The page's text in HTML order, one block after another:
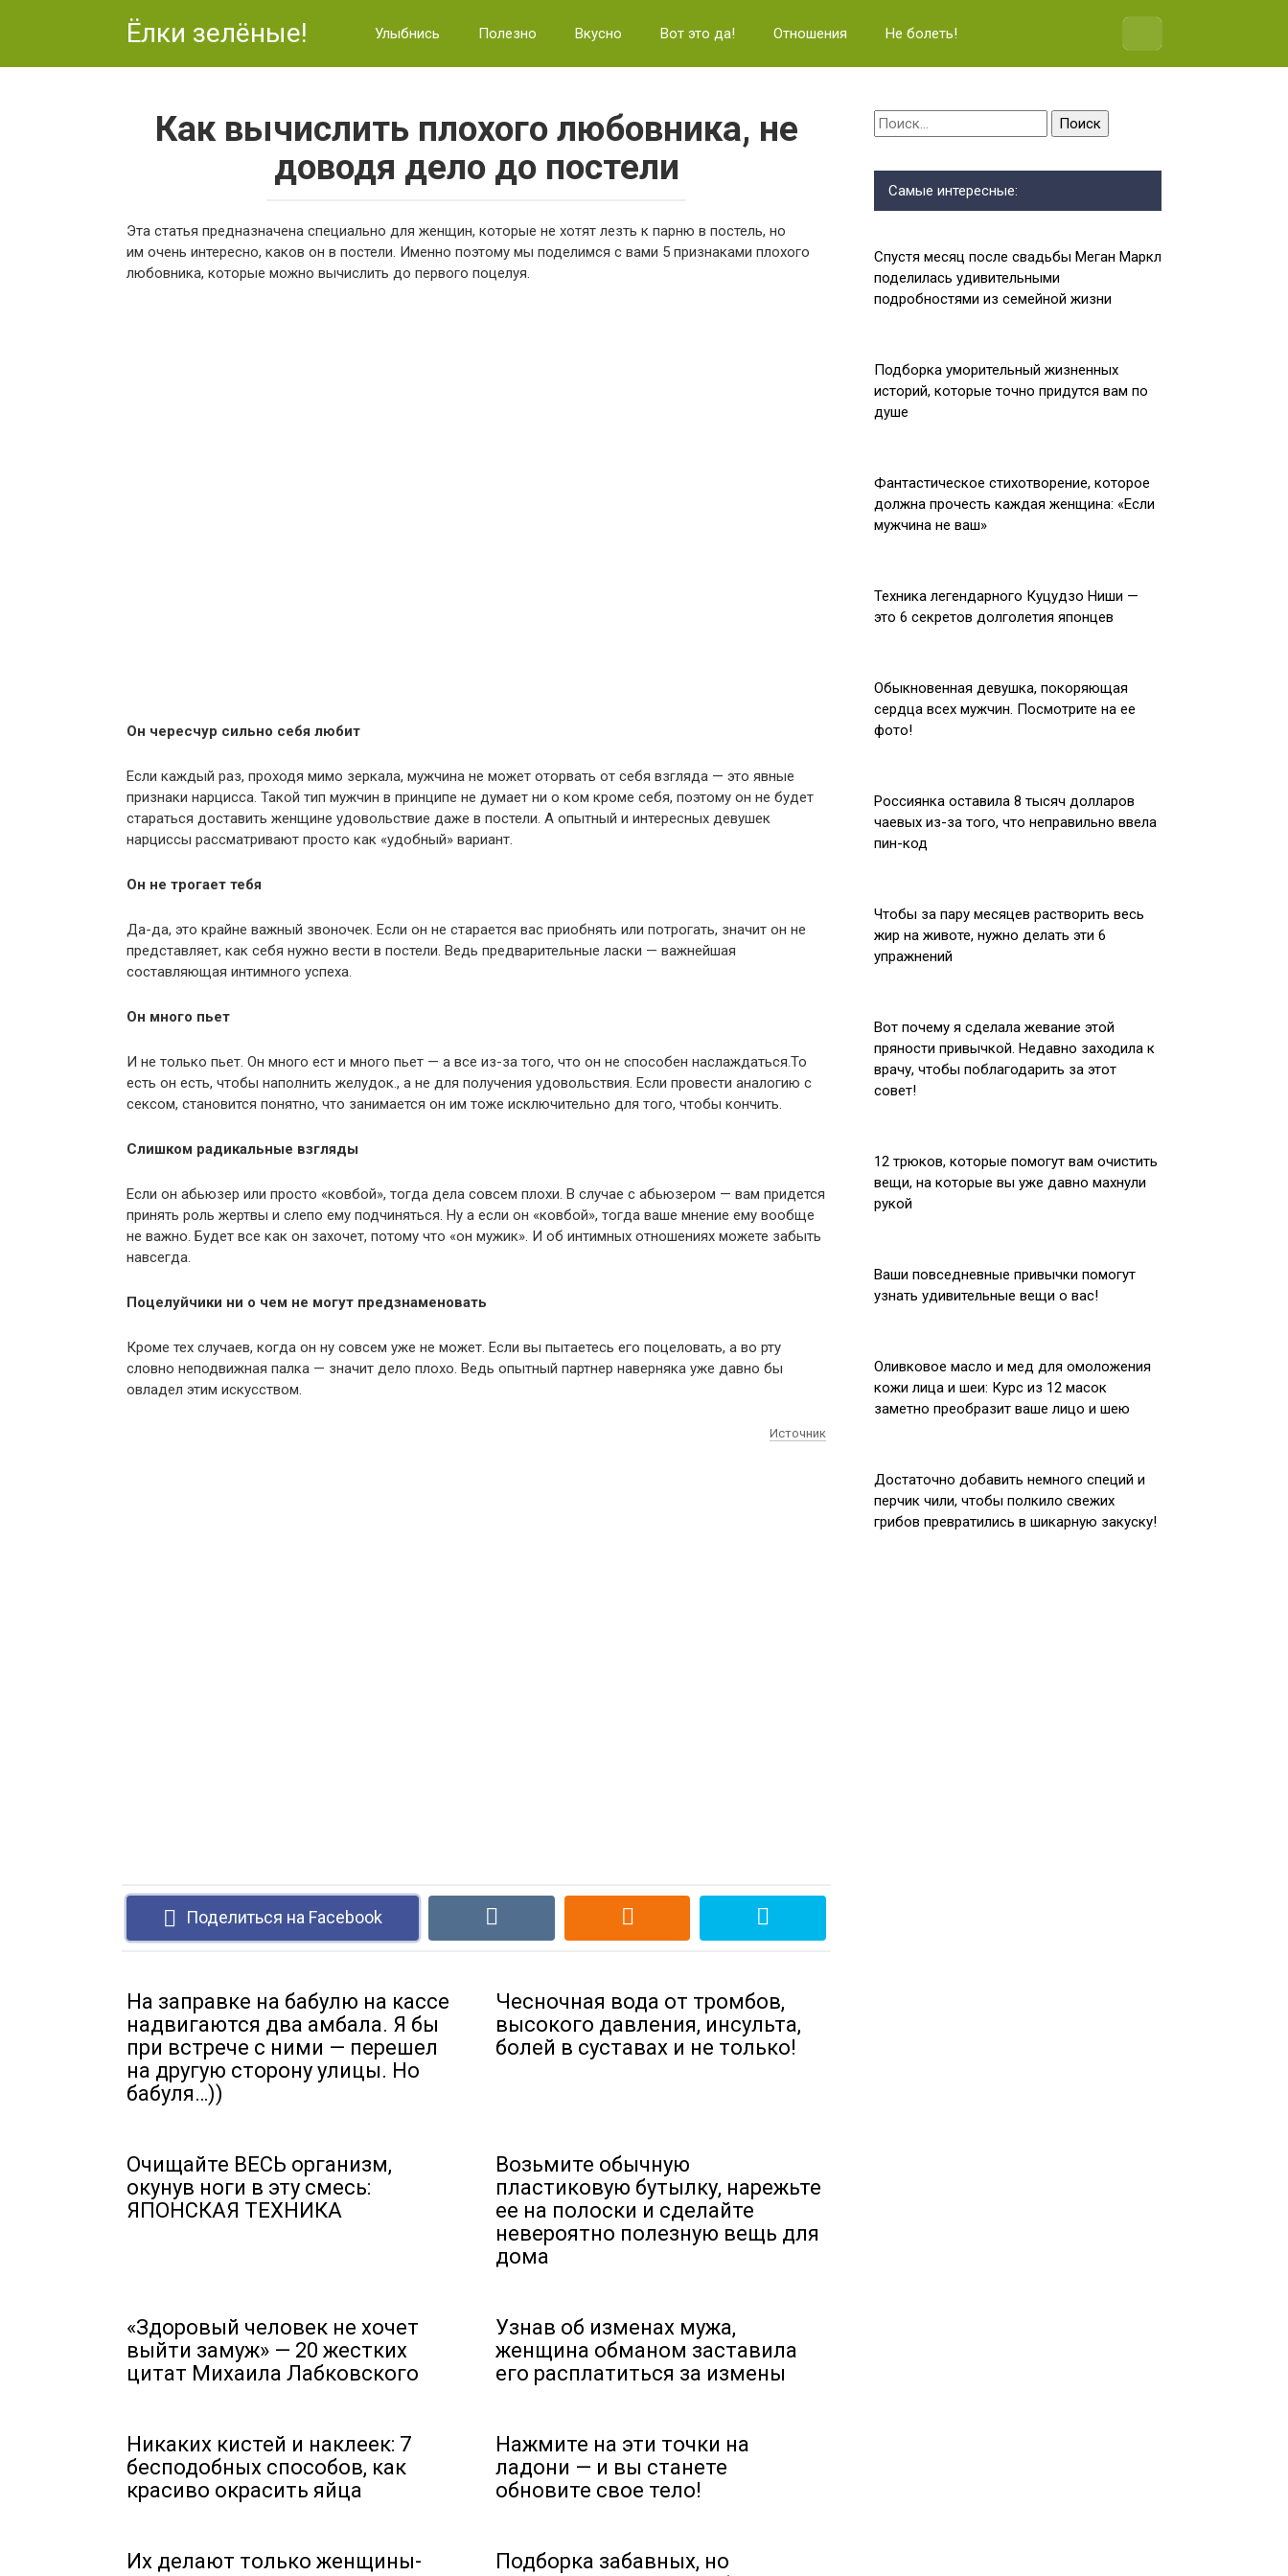
Ёлки зелёные! Улыбнись Полезно Вкусно Вот это да! Отношения Не болеть!
Как вычислить плохого любовника, не
доводя дело до постели
Эта статья предназначена специально для женщин, которые не хотят лезть к парню в постель, но
им очень интересно, каков он в постели. Именно поэтому мы поделимся с вами 5 признаками плохого
любовника, которые можно вычислить до первого поцелуя.
Он чересчур сильно себя любит
Если каждый раз, проходя мимо зеркала, мужчина не может оторвать от себя взгляда — это явные
признаки нарцисса. Такой тип мужчин в принципе не думает ни о ком кроме себя, поэтому он не будет
стараться доставить женщине удовольствие даже в постели. А опытный и интересных девушек
нарциссы рассматривают просто как «удобный» вариант.
Он не трогает тебя
Да-да, это крайне важный звоночек. Если он не старается вас приобнять или потрогать, значит он не
представляет, как себя нужно вести в постели. Ведь предварительные ласки — важнейшая
составляющая интимного успеха.
Он много пьет
И не только пьет. Он много ест и много пьет — а все из-за того, что он не способен наслаждаться.То
есть он есть, чтобы наполнить желудок., а не для получения удовольствия. Если провести аналогию с
ceксом, становится понятно, что занимается он им тоже исключительно для того, чтобы кончить.
Слишком радикальные взгляды
Если он абьюзер или просто «ковбой», тогда дела совсем плохи. В случае с абьюзером — вам придется
принять роль жертвы и слепо ему подчиняться. Ну а если он «ковбой», тогда ваше мнение ему вообще
не важно. Будет все как он захочет, потому что «он мужик». И об интимных отношениях можете забыть
навсегда.
Поцелуйчики ни о чем не могут предзнаменовать
Кроме тех случаев, когда он ну совсем уже не может. Если вы пытаетесь его поцеловать, а во рту
словно неподвижная палка — значит дело плохо. Ведь опытный партнер наверняка уже давно бы
овладел этим искусством.
Источник
Поделиться на Facebook
На заправке на бабулю на кассе
надвигаются два амбала. Я бы
при встрече с ними — перешел
на другую сторону улицы. Но
бабуля…))
Чесночная вода от тромбов,
высокого давления, инсульта,
болей в суставах и не только!
Очищайте ВЕСЬ организм,
окунув ноги в эту смесь:
ЯПОНСКАЯ ТЕХНИКА
Возьмите обычную
пластиковую бутылку, нарежьте
ее на полоски и сделайте
невероятно полезную вещь для
дома
«Здоровый человек не хочет
выйти замуж» — 20 жестких
цитат Михаила Лабковского
Узнав об изменах мужа,
женщина обманом заставила
его расплатиться за измены
Никаких кистей и наклеек: 7
бесподобных способов, как
красиво окрасить яйца
Нажмите на эти точки на
ладони — и вы станете
обновите свое тело!
Их делают только женщины-
Подборка забавных, но
Найти:
Самые интересные:
Спустя месяц после свадьбы Меган Маркл
поделилась удивительными
подробностями из семейной жизни
Подборка уморительный жизненных
историй, которые точно придутся вам по
душе
Фантастическое стихотворение, которое
должна прочесть каждая женщина: «Если
мужчина не ваш»
Техника легендарного Куцудзо Ниши —
это 6 секретов долголетия японцев
Обыкновенная девушка, покоряющая
сердца всех мужчин. Посмотрите на ее
фото!
Россиянка оставила 8 тысяч долларов
чаевых из-за того, что неправильно ввела
пин-код
Чтобы за пару месяцев растворить весь
жир на животе, нужно делать эти 6
упражнений
Вот почему я сделала жевание этой
пряности привычкой. Недавно заходила к
врачу, чтобы поблагодарить за этот
совет!
12 трюков, которые помогут вам очистить
вещи, на которые вы уже давно махнули
рукой
Ваши повседневные привычки помогут
узнать удивительные вещи о вас!
Оливковое масло и мед для омоложения
кожи лица и шеи: Курс из 12 масок
заметно преобразит ваше лицо и шею
Достаточно добавить немного специй и
перчик чили, чтобы полкило свежих
грибов превратились в шикарную закуску!